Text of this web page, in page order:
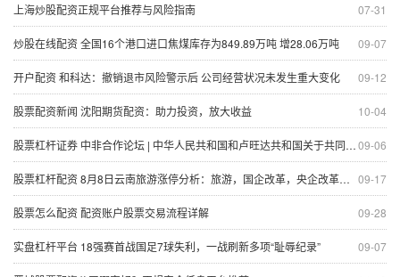
07-31
上海炒股配资正规平台推荐与风险指南
09-07
炒股在线配资 全国16个港口进口焦煤库存为849.89万吨 增28.06万吨
09-12
开户配资 和科达：撤销退市风险警示后 公司经营状况未发生重大变化
10-04
股票配资新闻 沈阳期货配资：助力投资，放大收益
09-06
股票杠杆证券 中非合作论坛 | 中华人民共和国和卢旺达共和国关于共同推动落实三大全球倡议的联合声明
09-17
股票杠杆配资 8月8日云南旅游涨停分析：旅游，国企改革，央企改革概念热股
09-28
股票怎么配资 配资账户股票交易流程详解
09-07
实盘杠杆平台 18强赛首战国足7球失利，一战刷新多项“耻辱纪录”